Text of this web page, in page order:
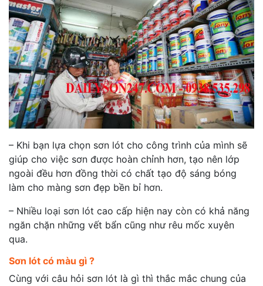
– Khi bạn lựa chọn sơn lót cho công trình của mình sẽ
giúp cho việc sơn được hoàn chỉnh hơn, tạo nên lớp
ngoài đều hơn đồng thời có chất tạo độ sáng bóng
làm cho màng sơn đẹp bền bỉ hơn.
– Nhiều loại sơn lót cao cấp hiện nay còn có khả năng
ngăn chặn những vết bẩn cũng như rêu mốc xuyên
qua.
Sơn lót có màu gì ?
Cùng với câu hỏi sơn lót là gì thì thắc mắc chung của